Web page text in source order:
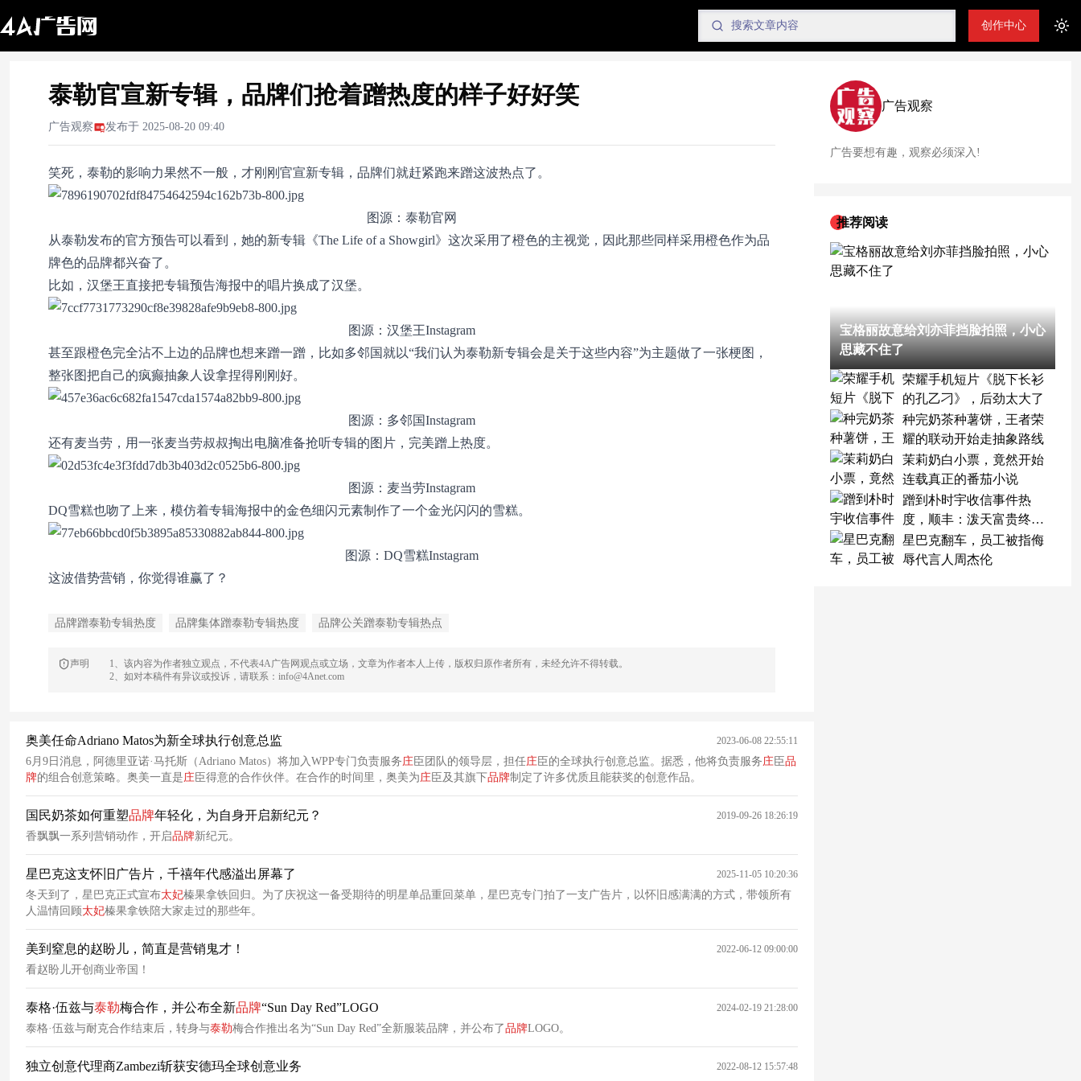
创作中心
泰勒官宣新专辑，品牌们抢着蹭热度的样子好好笑
广告观察 发布于 2025-08-20 09:40
笑死，泰勒的影响力果然不一般，才刚刚官宣新专辑，品牌们就赶紧跑来蹭这波热点了。
图源：泰勒官网
从泰勒发布的官方预告可以看到，她的新专辑《The Life of a Showgirl》这次采用了橙色的主视觉，因此那些同样采用橙色作为品
牌色的品牌都兴奋了。
比如，汉堡王直接把专辑预告海报中的唱片换成了汉堡。
图源：汉堡王Instagram
甚至跟橙色完全沾不上边的品牌也想来蹭一蹭，比如多邻国就以“我们认为泰勒新专辑会是关于这些内容”为主题做了一张梗图，
整张图把自己的疯癫抽象人设拿捏得刚刚好。
图源：多邻国Instagram
还有麦当劳，用一张麦当劳叔叔掏出电脑准备抢听专辑的图片，完美蹭上热度。
图源：麦当劳Instagram
DQ雪糕也吻了上来，模仿着专辑海报中的金色细闪元素制作了一个金光闪闪的雪糕。
图源：DQ雪糕Instagram
这波借势营销，你觉得谁赢了？
品牌蹭泰勒专辑热度 品牌集体蹭泰勒专辑热度 品牌公关蹭泰勒专辑热点
声明
1、该内容为作者独立观点，不代表4A广告网观点或立场，文章为作者本人上传，版权归原作者所有，未经允许不得转载。
2、如对本稿件有异议或投诉，请联系：info@4Anet.com
奥美任命Adriano Matos为新全球执行创意总监 2023-06-08 22:55:11
6月9日消息，阿德里亚诺·马托斯（Adriano Matos）将加入WPP专门负责服务庄臣团队的领导层，担任庄臣的全球执行创意总监。据悉，他将负责服务庄臣品
牌的组合创意策略。奥美一直是庄臣得意的合作伙伴。在合作的时间里，奥美为庄臣及其旗下品牌制定了许多优质且能获奖的创意作品。
国民奶茶如何重塑品牌年轻化，为自身开启新纪元？ 2019-09-26 18:26:19
香飘飘一系列营销动作，开启品牌新纪元。
星巴克这支怀旧广告片，千禧年代感溢出屏幕了 2025-11-05 10:20:36
冬天到了，星巴克正式宣布太妃榛果拿铁回归。为了庆祝这一备受期待的明星单品重回菜单，星巴克专门拍了一支广告片，以怀旧感满满的方式，带领所有
人温情回顾太妃榛果拿铁陪大家走过的那些年。
美到窒息的赵盼儿，简直是营销鬼才！ 2022-06-12 09:00:00
看赵盼儿开创商业帝国！
泰格·伍兹与泰勒梅合作，并公布全新品牌“Sun Day Red”LOGO 2024-02-19 21:28:00
泰格·伍兹与耐克合作结束后，转身与泰勒梅合作推出名为“Sun Day Red”全新服装品牌，并公布了品牌LOGO。
独立创意代理商Zambezi斩获安德玛全球创意业务 2022-08-12 15:57:48
广告观察
广告要想有趣，观察必须深入!
推荐阅读
宝格丽故意给刘亦菲挡脸拍照，小心
思藏不住了
荣耀手机短片《脱下长衫
的孔乙刁》，后劲太大了
种完奶茶种薯饼，王者荣
耀的联动开始走抽象路线
茉莉奶白小票，竟然开始
连载真正的番茄小说
蹭到朴时宇收信事件热
度，顺丰：泼天富贵终于
轮到我了
星巴克翻车，员工被指侮
辱代言人周杰伦